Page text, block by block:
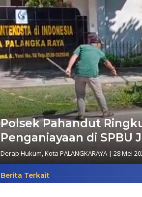
Polsek Pahandut
Penganiayaan di SPBU
Derap Hukum,Kota PALANGKARAYA | 28 Mei
Berita Terkait